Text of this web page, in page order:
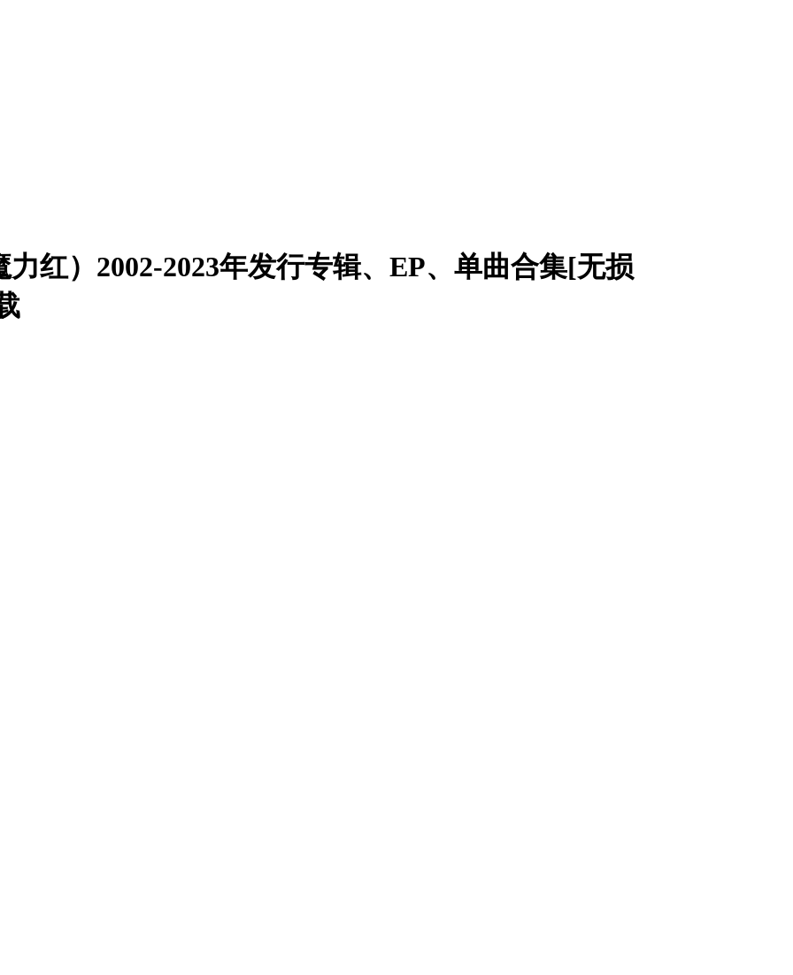
红）2002-2023年发行专辑、EP、单曲合集[无损